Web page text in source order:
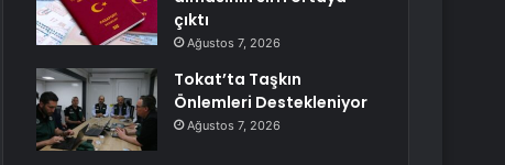
çıktı
Ağustos 7, 2026
Tokat’ta Taşkın
Önlemleri Destekleniyor
Ağustos 7, 2026